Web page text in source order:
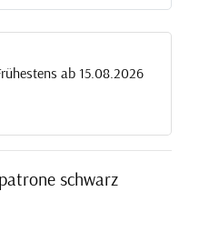
ab 15.08.2026
schwarz